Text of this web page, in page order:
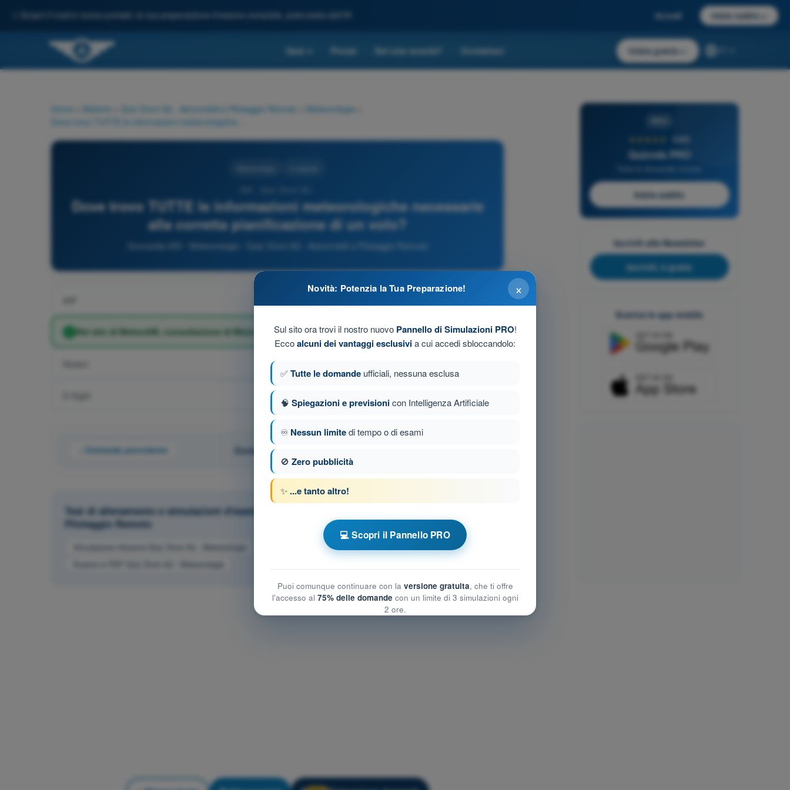
Scopri il nostro nuovo portale: la tua preparazione d'esame completa, potenziata dall'IA Accedi Inizia subito
Quiz Prezzi Sei una scuola? Contattaci Inizia gratis
Home Materie Quiz Droni A2 - Aeromobili a Pilotaggio Remoto Meteorologia
Dove trovo TUTTE le informazioni meteorologiche necessarie
alla corretta pianificazione di un volo?
Domanda 253 - Meteorologia - Quiz Droni A2 - Aeromobili a Pilotaggio Remoto
Nel sito di MeteoAM, consultazione di Meta-Taf-Sigmet
D-flight
Domanda precedente Domanda 239 di 322
Test di allenamento e simulazioni d'esame a tempo Quiz Droni A2 - Aeromobili a
Pilotaggio Remoto
Allenamento Quiz Droni A2 - Meteorologia
Esame in PDF Quiz Droni A2 - Meteorologia
4,6/5
Quizvds PRO
Inizia subito
Iscriviti alla Newsletter
Iscriviti, è gratis
Scarica le app mobile
×
Novità: Potenzia la Tua Preparazione!
Sul sito ora trovi il nostro nuovo Pannello di Simulazioni PRO!
Eccoalcuni dei vantaggi esclusivia cui accedi sbloccandolo:
✅Tutte le domande ufficiali, nessuna esclusa
🧠 Spiegazioni e previsionicon Intelligenza Artificiale
♾️ Nessun limitedi tempo o di esami
🚫 Zero pubblicità
✨ ...e tanto altro!
💻 Scopri il Pannello PRO
Puoi comunque continuare con la versione gratuita, che ti offre
l'accesso al 75% delle domande con un limite di 3 simulazioni ogni
2 ore.